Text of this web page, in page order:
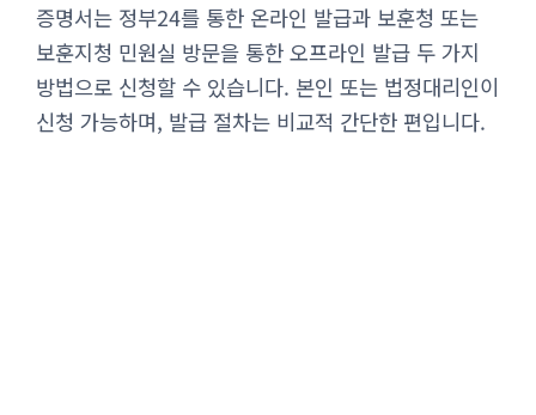
증명서는 정부24를 통한 온라인 발급과 보훈청 또는
보훈지청 민원실 방문을 통한 오프라인 발급 두 가지
방법으로 신청할 수 있습니다. 본인 또는 법정대리인이
신청 가능하며, 발급 절차는 비교적 간단한 편입니다.